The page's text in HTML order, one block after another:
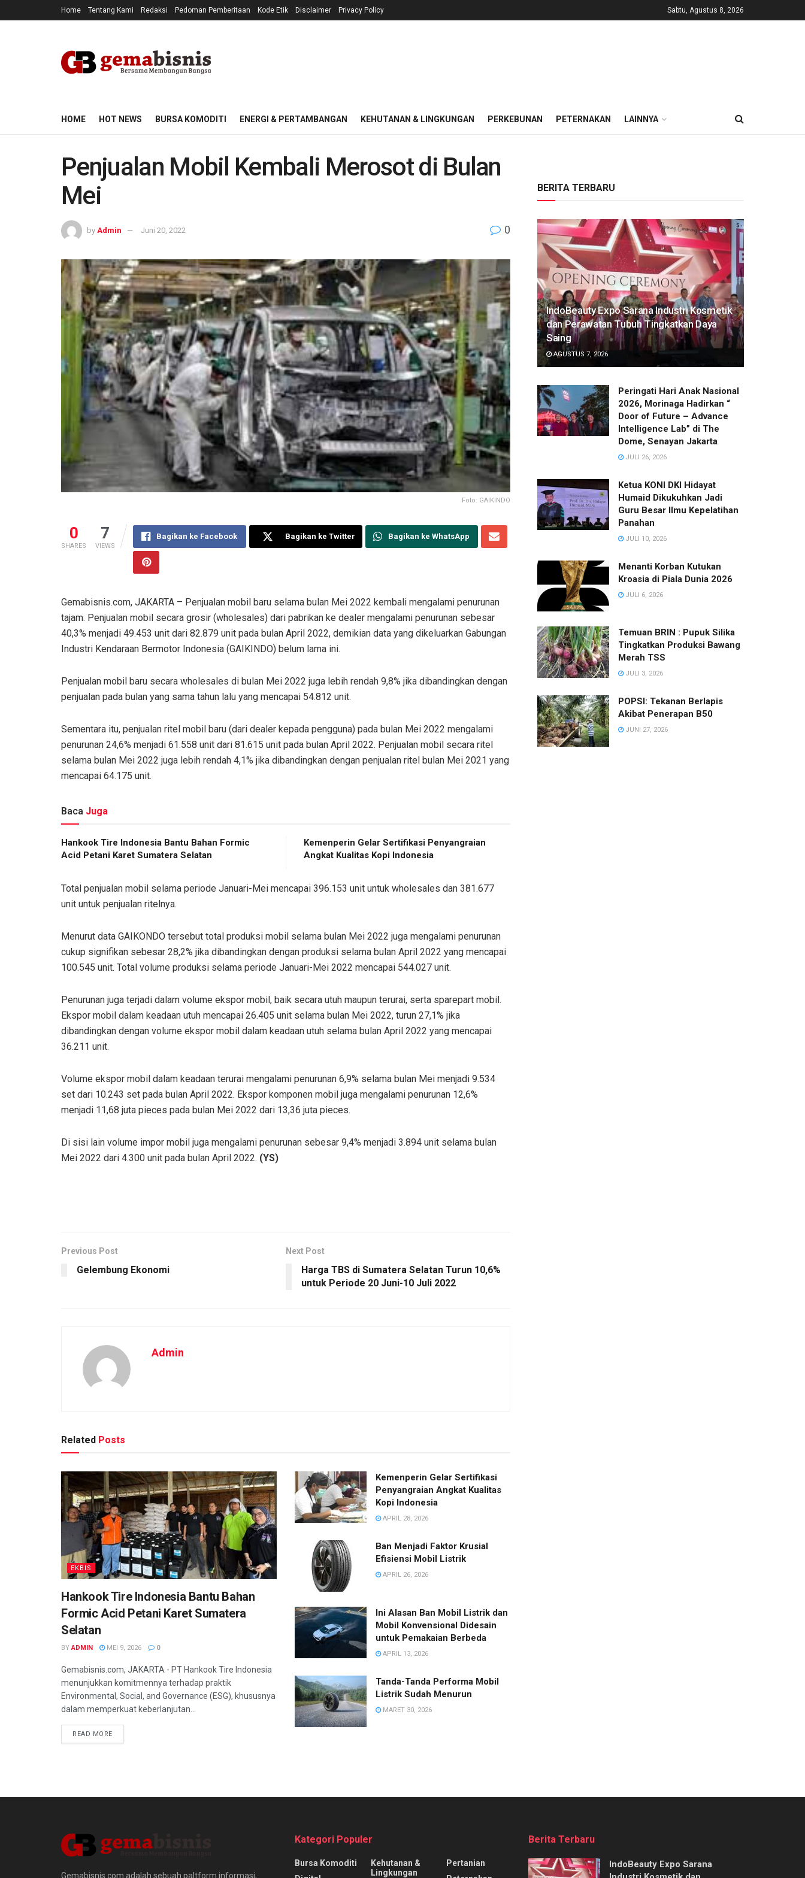
Home Tentang Kami Redaksi Pedoman Pemberitaan Kode Etik Disclaimer Privacy Policy Sabtu, Agustus 8, 2026
HOME HOT NEWS BURSA KOMODITI ENERGI & PERTAMBANGAN KEHUTANAN & LINGKUNGAN PERKEBUNAN PETERNAKAN LAINNYA
Penjualan Mobil Kembali Merosot di Bulan
Mei
by Admin Juni 20, 2022 0
Foto: GAIKINDO
0
SHARES
7
VIEWS
Bagikan ke Facebook Bagikan ke Twitter Bagikan ke WhatsApp
Gemabisnis.com, JAKARTA – Penjualan mobil baru selama bulan Mei 2022 kembali mengalami penurunan
tajam. Penjualan mobil secara grosir (wholesales) dari pabrikan ke dealer mengalami penurunan sebesar
40,3% menjadi 49.453 unit dari 82.879 unit pada bulan April 2022, demikian data yang dikeluarkan Gabungan
Industri Kendaraan Bermotor Indonesia (GAIKINDO) belum lama ini.
Penjualan mobil baru secara wholesales di bulan Mei 2022 juga lebih rendah 9,8% jika dibandingkan dengan
penjualan pada bulan yang sama tahun lalu yang mencapai 54.812 unit.
Sementara itu, penjualan ritel mobil baru (dari dealer kepada pengguna) pada bulan Mei 2022 mengalami
penurunan 24,6% menjadi 61.558 unit dari 81.615 unit pada bulan April 2022. Penjualan mobil secara ritel
selama bulan Mei 2022 juga lebih rendah 4,1% jika dibandingkan dengan penjualan ritel bulan Mei 2021 yang
mencapai 64.175 unit.
Baca Juga
Hankook Tire Indonesia Bantu Bahan Formic
Acid Petani Karet Sumatera Selatan
Kemenperin Gelar Sertifikasi Penyangraian
Angkat Kualitas Kopi Indonesia
Total penjualan mobil selama periode Januari-Mei mencapai 396.153 unit untuk wholesales dan 381.677
unit untuk penjualan ritelnya.
Menurut data GAIKONDO tersebut total produksi mobil selama bulan Mei 2022 juga mengalami penurunan
cukup signifikan sebesar 28,2% jika dibandingkan dengan produksi selama bulan April 2022 yang mencapai
100.545 unit. Total volume produksi selama periode Januari-Mei 2022 mencapai 544.027 unit.
Penurunan juga terjadi dalam volume ekspor mobil, baik secara utuh maupun terurai, serta sparepart mobil.
Ekspor mobil dalam keadaan utuh mencapai 26.405 unit selama bulan Mei 2022, turun 27,1% jika
dibandingkan dengan volume ekspor mobil dalam keadaan utuh selama bulan April 2022 yang mencapai
36.211 unit.
Volume ekspor mobil dalam keadaan terurai mengalami penurunan 6,9% selama bulan Mei menjadi 9.534
set dari 10.243 set pada bulan April 2022. Ekspor komponen mobil juga mengalami penurunan 12,6%
menjadi 11,68 juta pieces pada bulan Mei 2022 dari 13,36 juta pieces.
Di sisi lain volume impor mobil juga mengalami penurunan sebesar 9,4% menjadi 3.894 unit selama bulan
Mei 2022 dari 4.300 unit pada bulan April 2022. (YS)
Previous Post
Gelembung Ekonomi
Next Post
Harga TBS di Sumatera Selatan Turun 10,6%
untuk Periode 20 Juni-10 Juli 2022
Admin
Related Posts
EKBIS
Hankook Tire Indonesia Bantu Bahan
Formic Acid Petani Karet Sumatera
Selatan
BY ADMIN MEI 9, 2026 0
Gemabisnis.com, JAKARTA - PT Hankook Tire Indonesia
menunjukkan komitmennya terhadap praktik
Environmental, Social, and Governance (ESG), khususnya
dalam memperkuat keberlanjutan...
READ MORE
Kemenperin Gelar Sertifikasi
Penyangraian Angkat Kualitas
Kopi Indonesia
APRIL 28, 2026
Ban Menjadi Faktor Krusial
Efisiensi Mobil Listrik
APRIL 26, 2026
Ini Alasan Ban Mobil Listrik dan
Mobil Konvensional Didesain
untuk Pemakaian Berbeda
APRIL 13, 2026
Tanda-Tanda Performa Mobil
Listrik Sudah Menurun
MARET 30, 2026
BERITA TERBARU
IndoBeauty Expo Sarana Industri Kosmetik
dan Perawatan Tubuh Tingkatkan Daya
Saing
AGUSTUS 7, 2026
Peringati Hari Anak Nasional
2026, Morinaga Hadirkan “
Door of Future – Advance
Intelligence Lab” di The
Dome, Senayan Jakarta
JULI 26, 2026
Ketua KONI DKI Hidayat
Humaid Dikukuhkan Jadi
Guru Besar Ilmu Kepelatihan
Panahan
JULI 10, 2026
Menanti Korban Kutukan
Kroasia di Piala Dunia 2026
JULI 6, 2026
Temuan BRIN : Pupuk Silika
Tingkatkan Produksi Bawang
Merah TSS
JULI 3, 2026
POPSI: Tekanan Berlapis
Akibat Penerapan B50
JUNI 27, 2026
Gemabisnis.com adalah sebuah paltform informasi,
Kategori Populer
Bursa Komoditi
Kehutanan &
Lingkungan
Pertanian
Berita Terbaru
IndoBeauty Expo Sarana